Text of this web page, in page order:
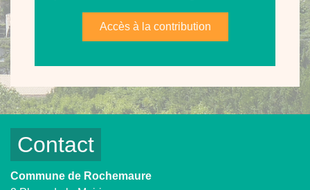
Accès à la contribution
Contact
Commune de Rochemaure